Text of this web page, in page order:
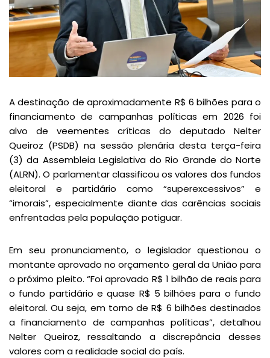
A destinação de aproximadamente R$ 6 bilhões para o
financiamento de campanhas políticas em 2026 foi
alvo de veementes críticas do deputado Nelter
Queiroz (PSDB) na sessão plenária desta terça-feira
(3) da Assembleia Legislativa do Rio Grande do Norte
(ALRN). O parlamentar classificou os valores dos fundos
eleitoral e partidário como “superexcessivos” e
“imorais”, especialmente diante das carências sociais
enfrentadas pela população potiguar.
Em seu pronunciamento, o legislador questionou o
montante aprovado no orçamento geral da União para
o próximo pleito. “Foi aprovado R$ 1 bilhão de reais para
o fundo partidário e quase R$ 5 bilhões para o fundo
eleitoral. Ou seja, em torno de R$ 6 bilhões destinados
a financiamento de campanhas políticas”, detalhou
Nelter Queiroz, ressaltando a discrepância desses
valores com a realidade social do país.